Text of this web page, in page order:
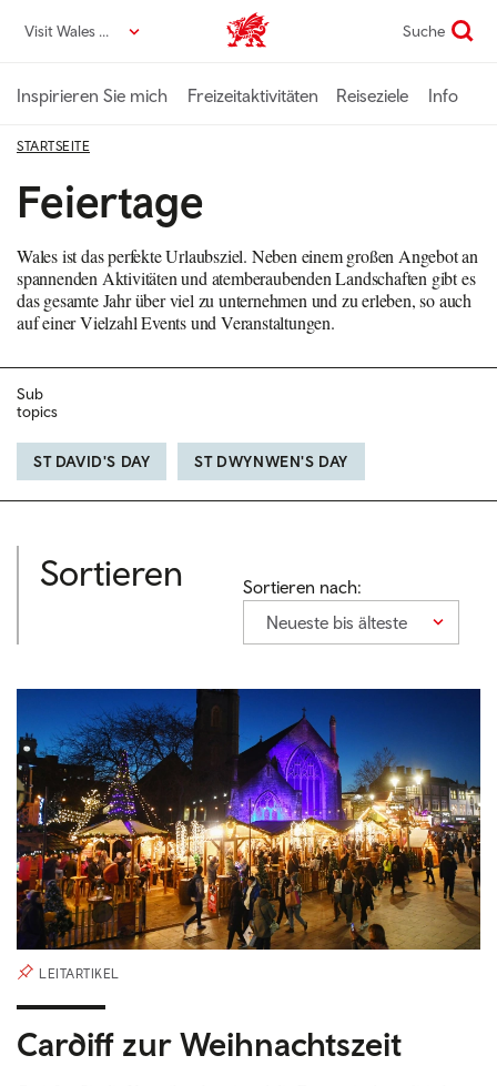
zumVisit Wales DE VisitWales home Suche
Inspirieren Sie mich Freizeitaktivitäten Reiseziele Info
STARTSEITE
Feiertage
Wales ist das perfekte Urlaubsziel. Neben einem großen Angebot an
spannenden Aktivitäten und atemberaubenden Landschaften gibt es
das gesamte Jahr über viel zu unternehmen und zu erleben, so auch
auf einer Vielzahl Events und Veranstaltungen.
Sub
topics
ST DAVID'S DAY ST DWYNWEN'S DAY
Sortieren
Sortieren nach:
Neueste bis älteste
LEITARTIKEL
Cardiff zur Weihnachtszeit